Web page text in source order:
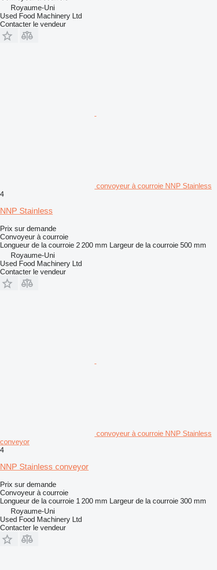
Royaume-Uni
Used Food Machinery Ltd
Contacter le vendeur
convoyeur à courroie NNP Stainless
4
NNP Stainless
Prix sur demande
Convoyeur à courroie
Longueur de la courroie 2 200 mm Largeur de la courroie 500 mm
Royaume-Uni
Used Food Machinery Ltd
Contacter le vendeur
convoyeur à courroie NNP Stainless
conveyor
4
NNP Stainless conveyor
Prix sur demande
Convoyeur à courroie
Longueur de la courroie 1 200 mm Largeur de la courroie 300 mm
Royaume-Uni
Used Food Machinery Ltd
Contacter le vendeur